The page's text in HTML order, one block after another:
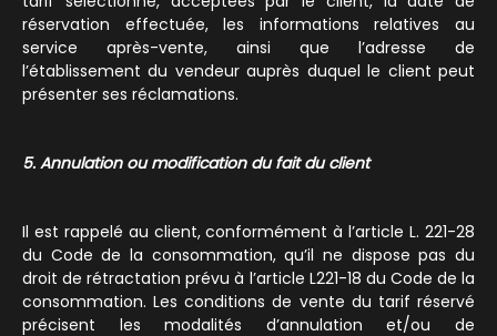
réservation effectuée, les informations relatives au
service après-vente, ainsi que l’adresse de
l’établissement du vendeur auprès duquel le client peut
présenter ses réclamations.
5. Annulation ou modification du fait du client
Il est rappelé au client, conformément à l’article L. 221-28
du Code de la consommation, qu’il ne dispose pas du
droit de rétractation prévu à l’article L221-18 du Code de la
consommation. Les conditions de vente du tarif réservé
précisent les modalités d’annulation et/ou de